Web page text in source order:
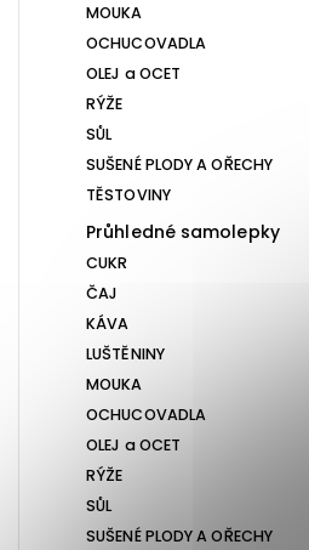
MOUKA
OCHUCOVADLA
OLEJ a OCET
RÝŽE
SŮL
SUŠENÉ PLODY A OŘECHY
TĚSTOVINY
Průhledné samolepky
CUKR
ČAJ
KÁVA
LUŠTĚNINY
MOUKA
OCHUCOVADLA
OLEJ a OCET
RÝŽE
SŮL
SUŠENÉ PLODY A OŘECHY